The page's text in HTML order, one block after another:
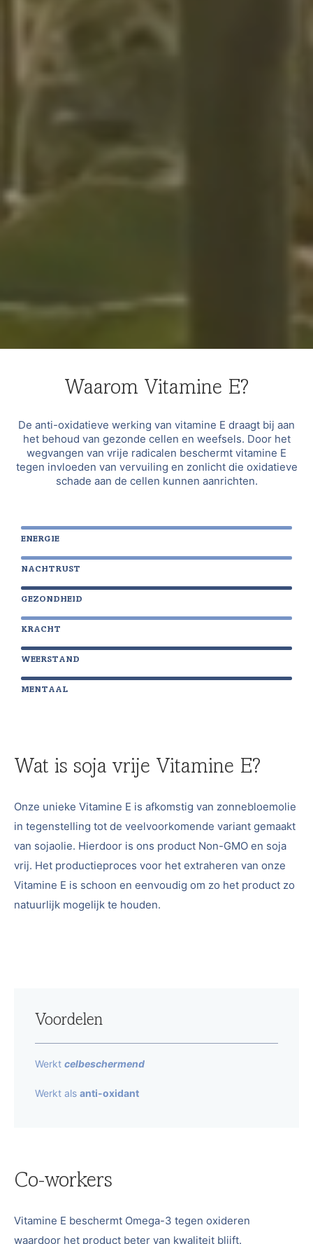
Waarom Vitamine E?
De anti-oxidatieve werking van vitamine E draagt bij aan
het behoud van gezonde cellen en weefsels. Door het
wegvangen van vrije radicalen beschermt vitamine E
tegen invloeden van vervuiling en zonlicht die oxidatieve
schade aan de cellen kunnen aanrichten.
ENERGIE
NACHTRUST
GEZONDHEID
KRACHT
WEERSTAND
MENTAAL
Wat is soja vrije Vitamine E?
Onze unieke Vitamine E is afkomstig van zonnebloemolie
in tegenstelling tot de veelvoorkomende variant gemaakt
van sojaolie. Hierdoor is ons product Non-GMO en soja
vrij. Het productieproces voor het extraheren van onze
Vitamine E is schoon en eenvoudig om zo het product zo
natuurlijk mogelijk te houden.
Voordelen
Werkt celbeschermend
Werkt als anti-oxidant
Co-workers
Vitamine E beschermt Omega-3 tegen oxideren
waardoor het product beter van kwaliteit blijft.